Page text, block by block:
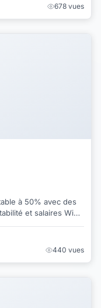
678 vues
à 50% avec des
et salaires Win
440 vues